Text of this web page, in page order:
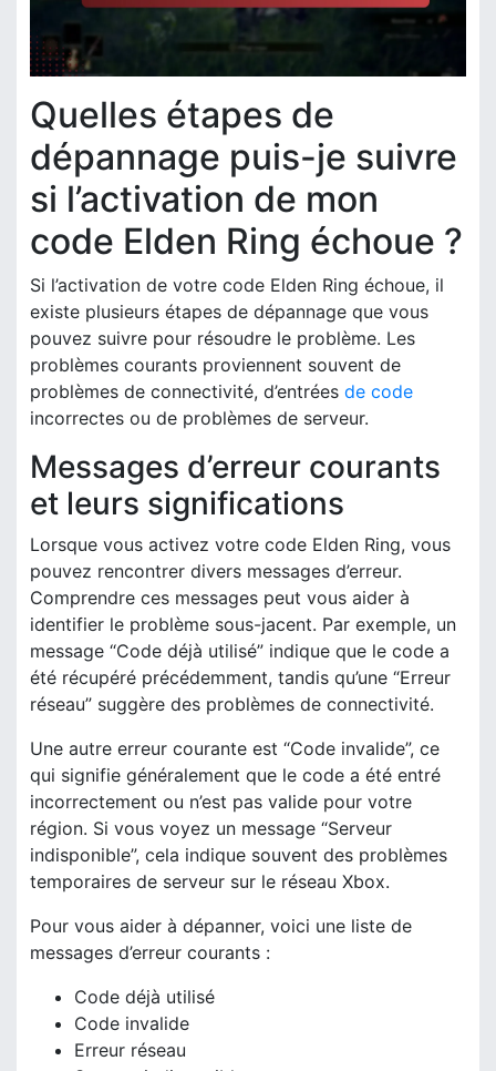
Quelles étapes de
dépannage puis-je suivre
si l’activation de mon
code Elden Ring échoue ?
Si l’activation de votre code Elden Ring échoue, il
existe plusieurs étapes de dépannage que vous
pouvez suivre pour résoudre le problème. Les
problèmes courants proviennent souvent de
problèmes de connectivité, d’entrées de code
incorrectes ou de problèmes de serveur.
Messages d’erreur courants
et leurs significations
Lorsque vous activez votre code Elden Ring, vous
pouvez rencontrer divers messages d’erreur.
Comprendre ces messages peut vous aider à
identifier le problème sous-jacent. Par exemple, un
message “Code déjà utilisé” indique que le code a
été récupéré précédemment, tandis qu’une “Erreur
réseau” suggère des problèmes de connectivité.
Une autre erreur courante est “Code invalide”, ce
qui signifie généralement que le code a été entré
incorrectement ou n’est pas valide pour votre
région. Si vous voyez un message “Serveur
indisponible”, cela indique souvent des problèmes
temporaires de serveur sur le réseau Xbox.
Pour vous aider à dépanner, voici une liste de
messages d’erreur courants :
Code déjà utilisé
Code invalide
Erreur réseau